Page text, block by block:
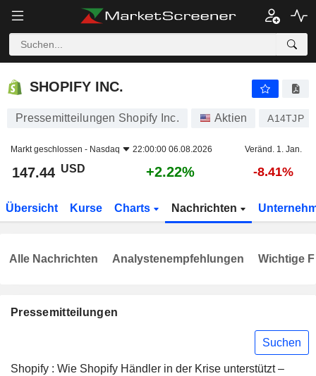
SHOPIFY INC.
SHOPIFY INC.
Pressemitteilungen Shopify Inc. Aktien A14TJP
Markt geschlossen - Nasdaq 22:00:00 06.08.2026 Veränd. 1. Jan.
147.44 USD +2.22% -8.41%
Übersicht Kurse Charts Nachrichten
Pressemitteilungen
Suchen
Shopify : Wie Shopify Händler in der Krise unterstützt –
Alle Nachrichten Analystenempfehlungen Wichtige